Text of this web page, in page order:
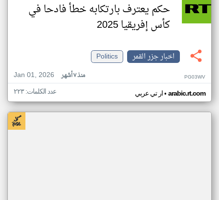
حكم يعترف بارتكابه خطأ فادحا في
كأس إفريقيا 2025
اخبار جزر القمر
Politics
Jan 01, 2026
منذ ٧ أشهر PG03WV
ار تي عربي• arabic.rt.com عدد الكلمات: ٢٢٣